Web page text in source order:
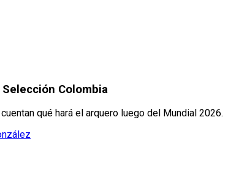
Colombia
qué hará el arquero luego del Mundial 2026.